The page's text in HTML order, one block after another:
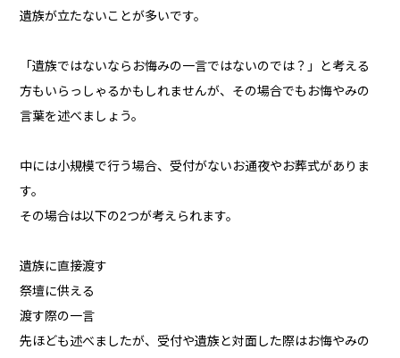
遺族が立たないことが多いです。
「遺族ではないならお悔みの一言ではないのでは？」と考える
方もいらっしゃるかもしれませんが、その場合でもお悔やみの
言葉を述べましょう。
中には小規模で行う場合、受付がないお通夜やお葬式がありま
す。
その場合は以下の2つが考えられます。
遺族に直接渡す
祭壇に供える
渡す際の一言
先ほども述べましたが、受付や遺族と対面した際はお悔やみの